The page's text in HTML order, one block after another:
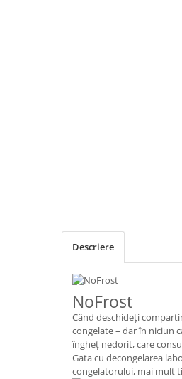
Descriere
NoFrost
Când deschideţi
congelate – dar în niciun
îngheţ nedorit, care
Gata cu decongelarea
congelatorului, mai mult